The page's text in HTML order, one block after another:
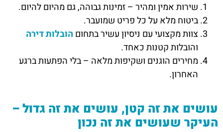
שירות אמין ומהיר – זמינות גבוהה, גם מהיום להיום.
ביטוח מלא על כל פריט שמועבר.
צוות מקצועי עם ניסיון עשיר בתחום הובלות דירה
והובלות קטנות כאחד.
מחירים הוגנים ושקיפות מלאה – בלי הפתעות ברגע
האחרון.
עושים את זה קטן, עושים את זה גדול –
העיקר שעושים את זה נכון